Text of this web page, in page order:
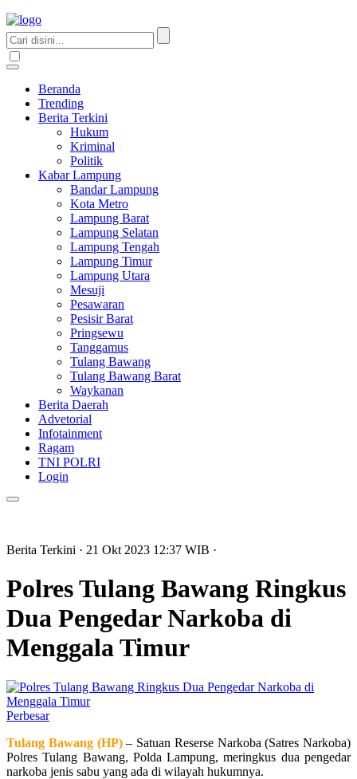
Beranda
Trending
Berita Terkini
Hukum
Kriminal
Politik
Kabar Lampung
Bandar Lampung
Kota Metro
Lampung Barat
Lampung Selatan
Lampung Tengah
Lampung Timur
Lampung Utara
Mesuji
Pesawaran
Pesisir Barat
Pringsewu
Tanggamus
Tulang Bawang
Tulang Bawang Barat
Waykanan
Berita Daerah
Advetorial
Infotainment
Ragam
TNI POLRI
Login
Berita Terkini · 21 Okt 2023 12:37 WIB ·
Polres Tulang Bawang Ringkus
Dua Pengedar Narkoba di
Menggala Timur
Perbesar
Tulang Bawang (HP)– Satuan Reserse Narkoba (Satres Narkoba)
Polres Tulang Bawang, Polda Lampung, meringkus dua pengedar
narkoba jenis sabu yang ada di wilayah hukumnya.